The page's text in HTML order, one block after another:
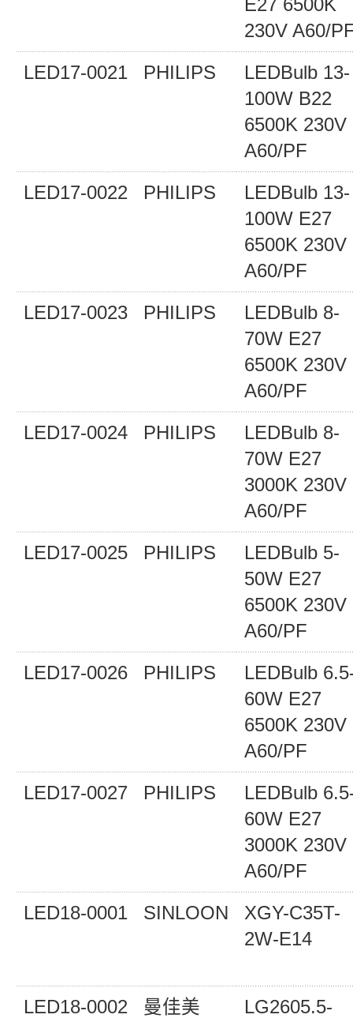
E27 6500K
230V A60/
LED17-0021 PHILIPS
LEDBulb 13-
100W B22
6500K 230V
A60/PF
LED17-0022 PHILIPS
LEDBulb 13-
100W E27
6500K 230V
A60/PF
LED17-0023 PHILIPS
LEDBulb 8-
70W E27
6500K 230V
A60/PF
LED17-0024 PHILIPS
LEDBulb 8-
70W E27
3000K 230V
A60/PF
LED17-0025 PHILIPS
LEDBulb 5-
50W E27
6500K 230V
A60/PF
LED17-0026 PHILIPS
LEDBulb
60W E27
6500K 230V
A60/PF
LED17-0027 PHILIPS
LEDBulb
60W E27
3000K 230V
A60/PF
LED18-0001 SINLOON
XGY-C35T-
2W-E14
LED18-0002 曼佳美
LG2605.5-